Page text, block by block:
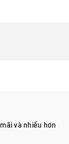
và nhiều hơn